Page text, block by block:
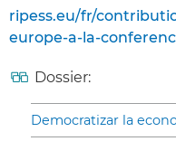
ripess.eu/fr/
europe-a-la-
Dossier:
Democratizar la